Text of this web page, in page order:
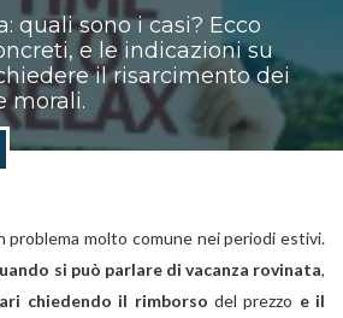
quali sono i casi? Ecco
e le indicazioni su
il risarcimento dei
morali.
problema molto comune nei periodi estivi.
si può parlare di vacanza rovinata,
chiedendo il rimborso del prezzo e il